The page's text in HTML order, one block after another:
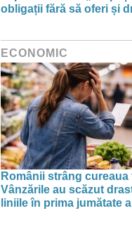
obligații fără să oferi și
ECONOMIC
Românii strâng cureaua
Vânzările au scăzut
liniile în prima jumătate